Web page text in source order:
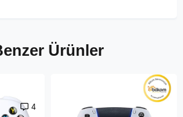
Ürünler
4